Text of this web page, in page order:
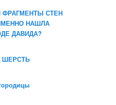
ФРАГМЕНТЫ СТЕН
НАШЛА
ДАВИДА?
ШЕРСТЬ